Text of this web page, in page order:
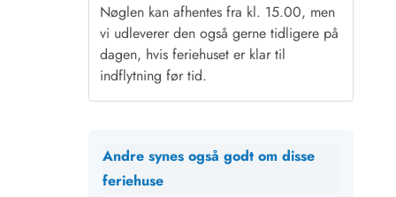
Nøglen kan afhentes fra kl. 15.00, men
vi udleverer den også gerne tidligere på
dagen, hvis feriehuset er klar til
indflytning før tid.
Andre synes også godt om disse
feriehuse